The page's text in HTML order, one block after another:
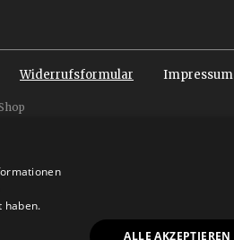
Widerrufsformular Impressum
haben.
ALLE AKZEPTIEREN